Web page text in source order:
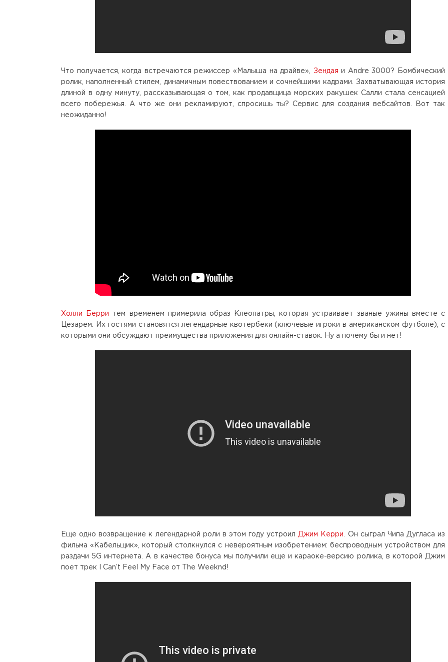
Что получается, когда встречаются режиссер «Малыша на драйве», Зендая и Andre 3000? Бомбический
ролик, наполненный стилем, динамичным повествованием и сочнейшими кадрами. Захватывающая история
длиной в одну минуту, рассказывающая о том, как продавщица морских ракушек Салли стала сенсацией
всего побережья. А что же они рекламируют, спросишь ты? Сервис для создания вебсайтов. Вот так
неожиданно!
Холли Берри тем временем примерила образ Клеопатры, которая устраивает званые ужины вместе с
Цезарем. Их гостями становятся легендарные квотербеки (ключевые игроки в американском футболе), с
которыми они обсуждают преимущества приложения для онлайн-ставок. Ну а почему бы и нет!
Еще одно возвращение к легендарной роли в этом году устроил Джим Керри
. Он сыграл Чипа Дугласа из
фильма «Кабельщик», который столкнулся с невероятным изобретением: беспроводным устройством для
раздачи 5G интернета. А в качестве бонуса мы получили еще и караоке-версию ролика, в которой Джим
поет трек I Can’t Feel My Face от The Weeknd!